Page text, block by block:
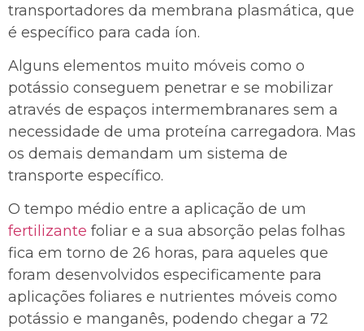
transportadores da membrana plasmática, que
é específico para cada íon.
Alguns elementos muito móveis como o
potássio conseguem penetrar e se mobilizar
através de espaços intermembranares sem a
necessidade de uma proteína carregadora. Mas
os demais demandam um sistema de
transporte específico.
O tempo médio entre a aplicação de um
fertilizante foliar e a sua absorção pelas folhas
fica em torno de 26 horas, para aqueles que
foram desenvolvidos especificamente para
aplicações foliares e nutrientes móveis como
potássio e manganês, podendo chegar a 72